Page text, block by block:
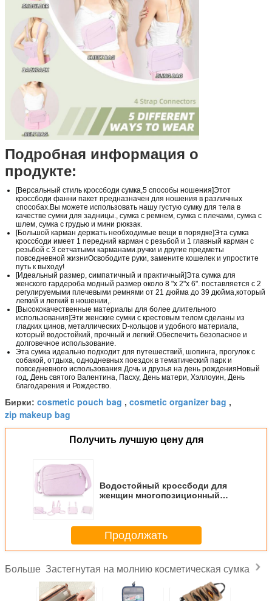
Подробная информация о
продукте:
[Версальный стиль кроссбоди сумка,5 способы ношения]Этот
кроссбоди фанни пакет предназначен для ношения в различных
способах.Вы можете использовать нашу густую сумку для тела в
качестве сумки для задницы., сумка с ремнем, сумка с плечами, сумка с
шлем, сумка с грудью и мини рюкзак.
[Большой карман держать необходимые вещи в порядке]Эта сумка
кроссбоди имеет 1 передний карман с резьбой и 1 главный карман с
резьбой с 3 сетчатыми карманами.ручки и другие предметы
повседневной жизниОсвободите руки, замените кошелек и упростите
путь к выходу!
[Идеальный размер, симпатичный и практичный]Эта сумка для
женского гардероба модный размер около 8 "х 2"х 6". поставляется с 2
регулируемыми плечевыми ремнями от 21 дюйма до 39 дюйма,который
легкий и легкий в ношении,.
[Высококачественные материалы для более длительного
использования]Эти женские сумки с крестовым телом сделаны из
гладких цинов, металлических D-кольцов и удобного материала,
который водостойкий, прочный и легкий.Обеспечить безопасное и
долговечное использование.
Эта сумка идеально подходит для путешествий, шопинга, прогулок с
собакой, отдыха, однодневных поездок в тематический парк и
повседневного использования.Дочь и друзья на день рожденияНовый
год, День святого Валентина, Пасху, День матери, Хэллоуин, День
благодарения и Рождество.
Бирки: cosmetic pouch bag , cosmetic organizer bag ,
zip makeup bag
Получить лучшую цену для
Водостойный кроссбоди для
женщин многопозиционный
Продолжать
Больше Застегнутая на молнию косметическая сумка